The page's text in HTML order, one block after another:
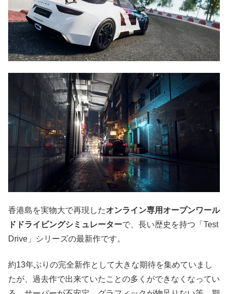
香港島を実物大で再現したオンライン専用オープンワール
ドドライビングシミュレーターで、長い歴史を持つ「Test
Drive」シリーズの最新作です。
約13年ぶりの完全新作として大きな期待を集めていまし
たが、過去作で出来ていたことの多くができなくなってい